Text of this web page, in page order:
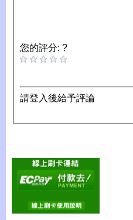
您的評分: ?
請登入後給予評論